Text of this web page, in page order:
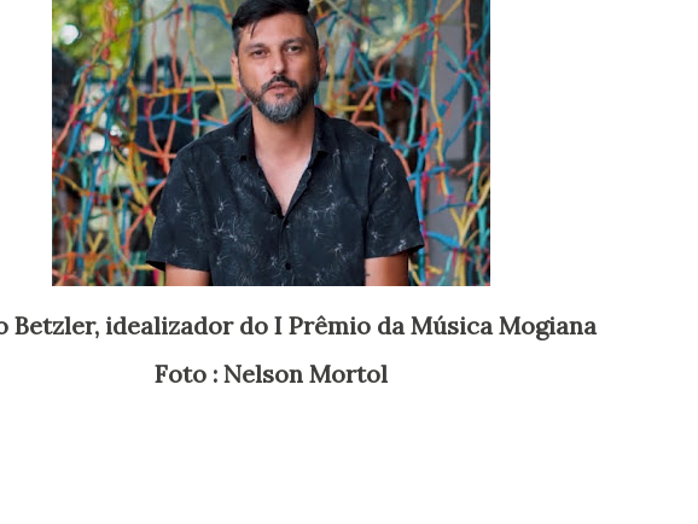
Betzler, idealizador do I Prêmio da Música Mogiana
Foto : Nelson Mortol